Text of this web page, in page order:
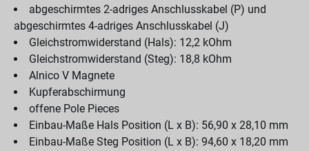
abgeschirmtes 2-adriges Anschlusskabel (P) und
abgeschirmtes 4-adriges Anschlusskabel (J)
Gleichstromwiderstand (Hals): 12,2 kOhm
Gleichstromwiderstand (Steg): 18,8 kOhm
Alnico V Magnete
Kupferabschirmung
offene Pole Pieces
Einbau-Maße Hals Position (L x B): 56,90 x 28,10 mm
Einbau-Maße Steg Position (L x B): 94,60 x 18,20 mm